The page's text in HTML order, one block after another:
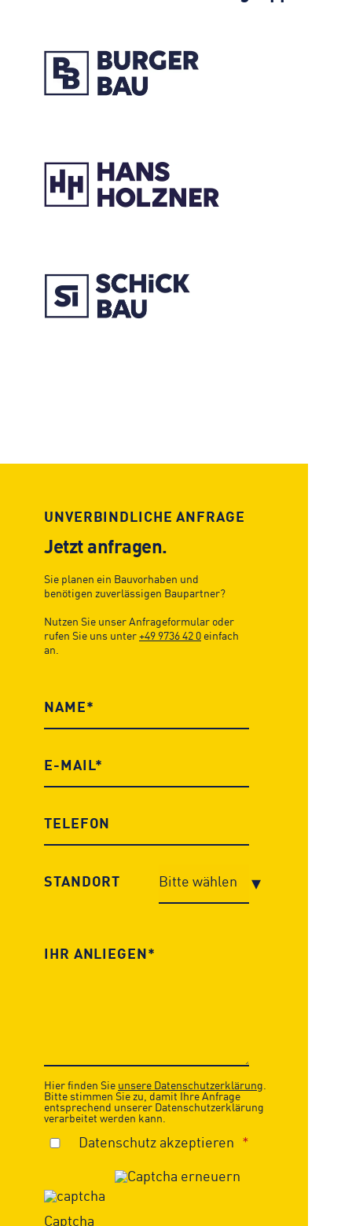
UNVERBINDLICHE ANFRAGE
Jetzt anfragen.
Sie planen ein Bauvorhaben und
benötigen zuverlässigen Baupartner?
Nutzen Sie unser Anfrageformular oder
rufen Sie uns unter +49 9736 42 0 einfach
an.
STANDORT
Hier finden Sie unsere Datenschutzerklärung.
Bitte stimmen Sie zu, damit Ihre Anfrage
entsprechend unserer Datenschutzerklärung
verarbeitet werden kann.
Datenschutz akzeptieren